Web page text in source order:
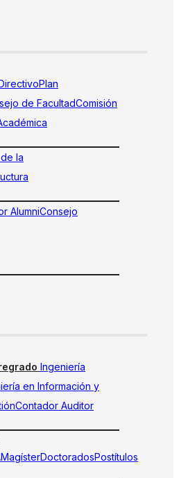
Plan
de FacultadComisión
la
AlumniConsejo
Ingeniería
en Información y
Contador Auditor
MagísterDoctoradosPostítulos